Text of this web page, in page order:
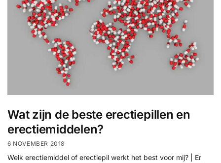
Wat zijn de beste erectiepillen en
erectiemiddelen?
6 NOVEMBER 2018
Welk erectiemiddel of erectiepil werkt het best voor mij? | Er